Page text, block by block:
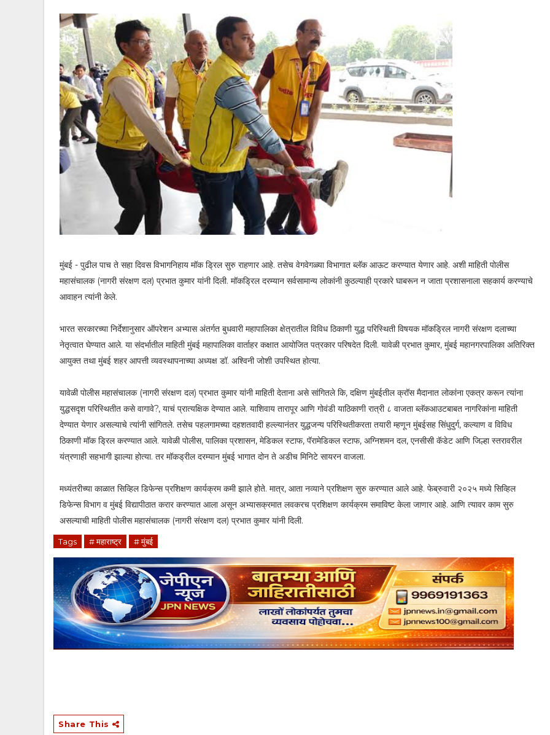
मुंबई - पुढील पाच ते सहा दिवस विभागनिहाय मॉक ड्रिल सुरु राहणार आहे. तसेच वेगवेगळ्या विभागात ब्लॅक आऊट करण्यात येणार आहे. अशी माहिती पोलीस
महासंचालक (नागरी संरक्षण दल) प्रभात कुमार यांनी दिली. मॉकड्रिल दरम्यान सर्वसामान्य लोकांनी कुठल्याही प्रकारे घाबरून न जाता प्रशासनाला सहकार्य करण्याचे
आवाहन त्यांनी केले.
भारत सरकारच्या निर्देशानुसार ऑपरेशन अभ्यास अंतर्गत बुधवारी महापालिका क्षेत्रातील विविध ठिकाणी युद्ध परिस्थिती विषयक मॉकड्रिल नागरी संरक्षण दलाच्या
नेतृत्वात घेण्यात आले. या संदर्भातील माहिती मुंबई महापालिका वार्ताहर कक्षात आयोजित पत्रकार परिषदेत दिली. यावेळी प्रभात कुमार, मुंबई महानगरपालिका अतिरिक्त
आयुक्त तथा मुंबई शहर आपत्ती व्यवस्थापनाच्या अध्यक्ष डॉ. अश्विनी जोशी उपस्थित होत्या.
यावेळी पोलीस महासंचालक (नागरी संरक्षण दल) प्रभात कुमार यांनी माहिती देताना असे सांगितले कि, दक्षिण मुंबईतील क्रॉस मैदानात लोकांना एकत्र करून त्यांना
युद्धसदृश परिस्थितीत कसे वागावे?, याचं प्रात्यक्षिक देण्यात आले. याशिवाय तारापूर आणि गोवंडी याठिकाणी रात्री ८ वाजता ब्लॅकआउटबाबत नागरिकांना माहिती
देण्यात येणार असल्याचे त्यांनी सांगितले. तसेच पहलगामच्या दहशतवादी हल्ल्यानंतर युद्धजन्य परिस्थितीकरता तयारी म्हणून मुंबईसह सिंधुदुर्ग, कल्याण व विविध
ठिकाणी मॉक ड्रिल करण्यात आले. यावेळी पोलीस, पालिका प्रशासन, मेडिकल स्टाफ, पॅरामेडिकल स्टाफ, अग्निशमन दल, एनसीसी कॅडेट आणि जिल्हा स्तरावरील
यंत्रणाही सहभागी झाल्या होत्या. तर मॉकड्रील दरम्यान मुंबई भागात दोन ते अडीच मिनिटे सायरन वाजला.
मध्यंतरीच्या काळात सिव्हिल डिफेन्स प्रशिक्षण कार्यक्रम कमी झाले होते. मात्र, आता नव्याने प्रशिक्षण सुरु करण्यात आले आहे. फेब्रुवारी २०२५ मध्ये सिव्हिल
डिफेन्स विभाग व मुंबई विद्यापीठात करार करण्यात आला असून अभ्यासक्रमात लवकरच प्रशिक्षण कार्यक्रम समाविष्ट केला जाणार आहे. आणि त्यावर काम सुरु
असल्याची माहिती पोलीस महासंचालक (नागरी संरक्षण दल) प्रभात कुमार यांनी दिली.
Tags # महाराष्ट्र # मुंबई
Share This